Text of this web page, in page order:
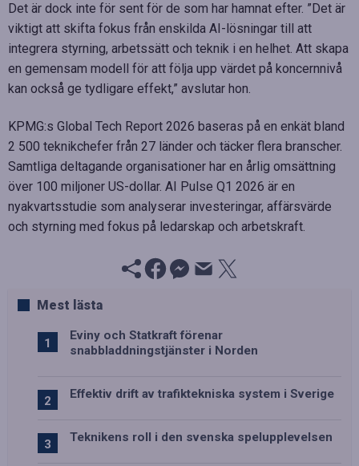
Det är dock inte för sent för de som har hamnat efter. ”Det är
viktigt att skifta fokus från enskilda AI-lösningar till att
integrera styrning, arbetssätt och teknik i en helhet. Att skapa
en gemensam modell för att följa upp värdet på koncernnivå
kan också ge tydligare effekt,” avslutar hon.
KPMG:s Global Tech Report 2026 baseras på en enkät bland
2 500 teknikchefer från 27 länder och täcker flera branscher.
Samtliga deltagande organisationer har en årlig omsättning
över 100 miljoner US-dollar. AI Pulse Q1 2026 är en
nyakvartsstudie som analyserar investeringar, affärsvärde
och styrning med fokus på ledarskap och arbetskraft.
Mest lästa
Eviny och Statkraft förenar
snabbladdningstjänster i Norden
Effektiv drift av trafiktekniska system i Sverige
Teknikens roll i den svenska spelupplevelsen